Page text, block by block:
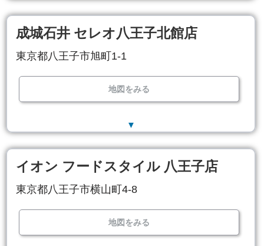
成城石井 セレオ八王子北館店
東京都八王子市旭町1-1
地図をみる
▼
イオン フードスタイル 八王子店
東京都八王子市横山町4-8
地図をみる